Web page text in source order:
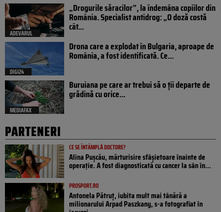
ADEVARUL
„Drogurile săracilor”, la îndemâna copiilor din
România. Specialist antidrog: „O doză costă
cât...
DIGI24
Drona care a explodat în Bulgaria, aproape de
România, a fost identificată. Ce...
MEDIAFAX
Buruiana pe care ar trebui să o ții departe de
grădină cu orice...
PARTENERI
CE SE ÎNTÂMPLĂ DOCTORE?
Alina Pușcău, mărturisire sfâșietoare înainte de
operație. A fost diagnosticată cu cancer la sân în...
PROSPORT.RO
Antonela Pătruț, iubita mult mai tânără a
milionarului Arpad Paszkany, s-a fotografiat în